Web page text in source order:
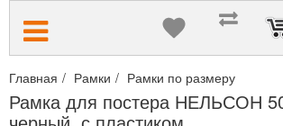
Главная Рамки Рамки по размеру
Рамка для постера НЕЛЬСОН